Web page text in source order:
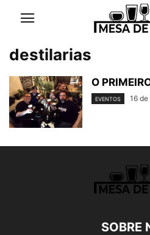
destilarias
O
EVENTOS 16
SOBRE